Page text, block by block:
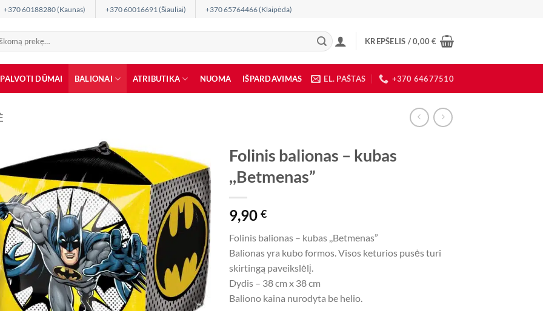
+370 60188280 (Kaunas) +370 60016691 (Šiauliai) +370 65764466 (Klaipėda)
KREPŠELIS /0,00€
DŪMAI BALIONAI ATRIBUTIKA NUOMA IŠPARDAVIMAS EL. PAŠTAS +370 64677510
Folinis balionas – kubas
,,Betmenas”
9,90€
Folinis balionas – kubas ,,Betmenas”
Balionas yra kubo formos. Visos keturios pusės turi
skirtingą paveikslėlį.
Dydis – 38 cm x 38 cm
Baliono kaina nurodyta be helio.